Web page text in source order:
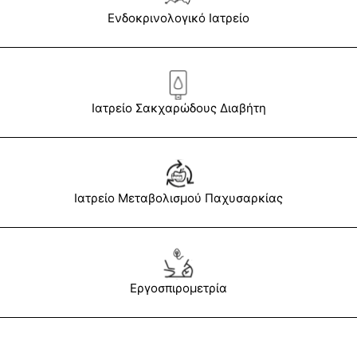
Ενδοκρινολογικό Ιατρείο
Ιατρείο Σακχαρώδους Διαβήτη
Ιατρείο Μεταβολισμού Παχυσαρκίας
Εργοσπιρομετρία